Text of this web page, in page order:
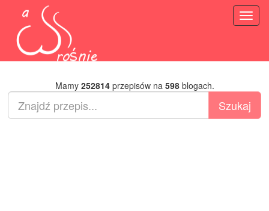
Mamy 252814przepisów na 598blogach.